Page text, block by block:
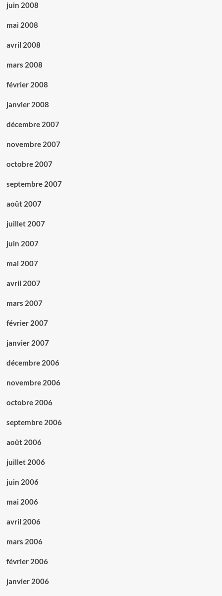
juin 2008
mai 2008
avril 2008
mars 2008
février 2008
janvier 2008
décembre 2007
novembre 2007
octobre 2007
septembre 2007
août 2007
juillet 2007
juin 2007
mai 2007
avril 2007
mars 2007
février 2007
janvier 2007
décembre 2006
novembre 2006
octobre 2006
septembre 2006
août 2006
juillet 2006
juin 2006
mai 2006
avril 2006
mars 2006
février 2006
janvier 2006